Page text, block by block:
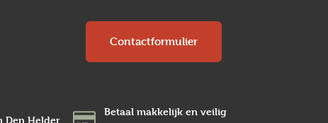
Contactformulier
Den Helder
Betaal makkelijk en veilig